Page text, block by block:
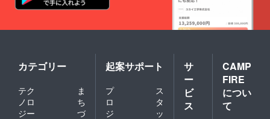
ねま
す。 ３.
禁止事
発生さ
せる恐
れのあ
るもの
のお持
込 - 当
カテゴリー
テク
ノロ
ジー
ま
ち
づ
起案サポート
プ
ロ
ジ
ス
タ
ッ
サ
ー
ビ
ス
CAMP
FIRE
につい
て